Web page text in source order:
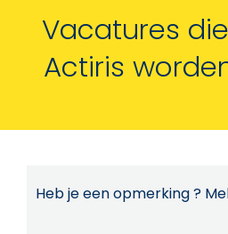
Vacatures
Actiris
Heb je een opmerking ?